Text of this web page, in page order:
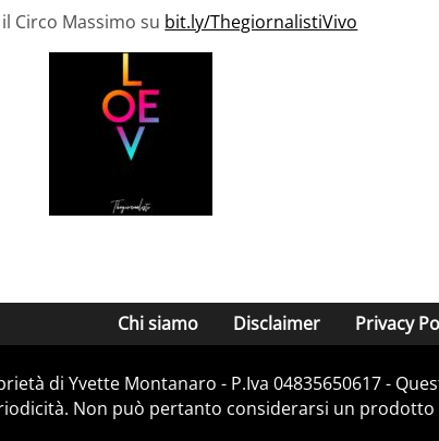
Circo Massimo su bit.ly/ThegiornalistiVivo
Chi siamo Disclaimer Privacy
di Yvette Montanaro - P.Iva 04835650617 -
Non può pertanto considerarsi un prodotto